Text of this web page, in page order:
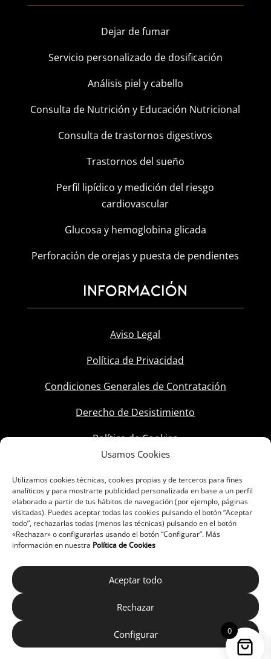
Usamos Cookies
Utilizamos cookies técnicas, cookies propias y de terceros para fines
analíticos y para mostrarte publicidad personalizada en base a un perfil
elaborado a partir de tus hábitos de navegación (por ejemplo, páginas
visitadas). Puedes aceptar todas las cookies pulsando el botón “Aceptar
todo”, rechazarlas todas (menos las técnicas) pulsando en el botón
«Rechazar» o configurarlas usando el botón “Configurar”. Más
información en nuestra Política de Cookies
Aceptar todo
Rechazar
Configurar
Dejar de fumar
Servicio personalizado de dosificación
Análisis piel y cabello
Consulta de Nutrición y Educación Nutricional
Consulta de trastornos digestivos
Trastornos del sueño
Perfil lipídico y medición del riesgo
cardiovascular
Glucosa y hemoglobina glicada
Perforación de orejas y puesta de pendientes
INFORMACIÓN
Aviso Legal
Política de Privacidad
Condiciones Generales de Contratación
Derecho de Desistimiento
Política de Cookies
0